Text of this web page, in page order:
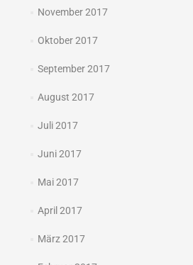
November 2017
Oktober 2017
September 2017
August 2017
Juli 2017
Juni 2017
Mai 2017
April 2017
März 2017